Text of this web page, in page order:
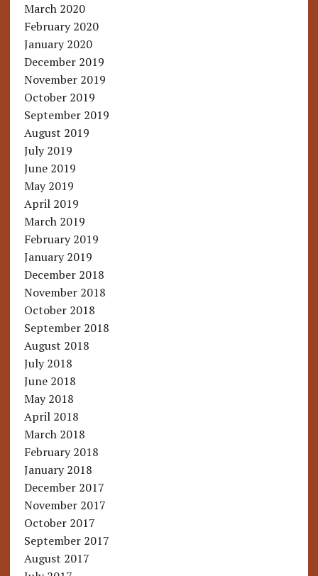
March 2020
February 2020
January 2020
December 2019
November 2019
October 2019
September 2019
August 2019
July 2019
June 2019
May 2019
April 2019
March 2019
February 2019
January 2019
December 2018
November 2018
October 2018
September 2018
August 2018
July 2018
June 2018
May 2018
April 2018
March 2018
February 2018
January 2018
December 2017
November 2017
October 2017
September 2017
August 2017